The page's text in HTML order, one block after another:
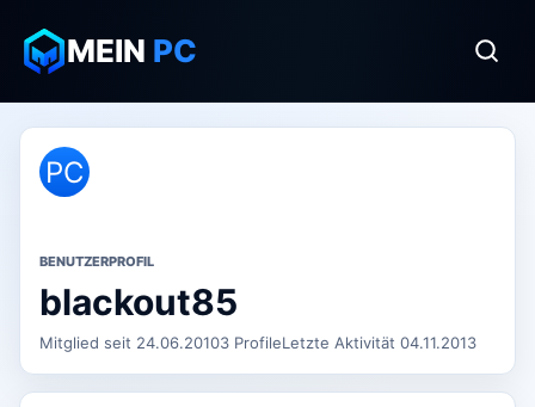
MEIN PC
PC
BENUTZERPROFIL
blackout85
Mitglied seit 24.06.20103 ProfileLetzte Aktivität 04.11.2013